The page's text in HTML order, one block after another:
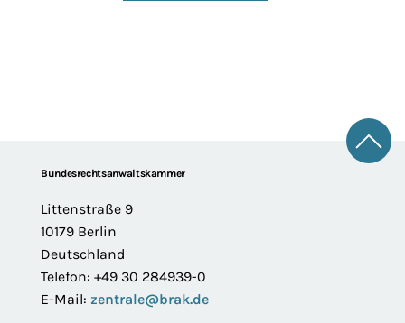
FooterBundesrechtsanwaltskammer
Littenstraße 9
10179 Berlin
Deutschland
Telefon: +49 30 284939-0
E-Mail: zentrale@brak.de